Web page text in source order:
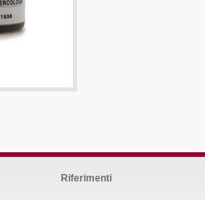
Riferimenti